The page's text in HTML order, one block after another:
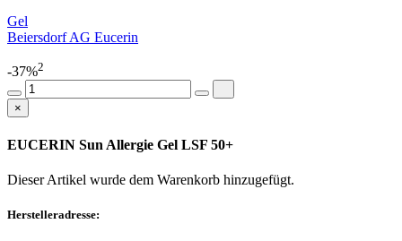
Gel
Beiersdorf AG Eucerin
-37%2
×
EUCERIN Sun Allergie Gel LSF 50+
Dieser Artikel wurde dem Warenkorb hinzugefügt.
Herstelleradresse: